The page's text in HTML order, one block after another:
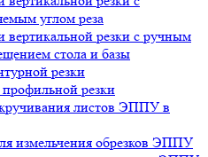
углом реза
вертикальной резки с ручным
стола и базы
резки
резки
листов ЭППУ в
измельчения обрезков ЭППУ